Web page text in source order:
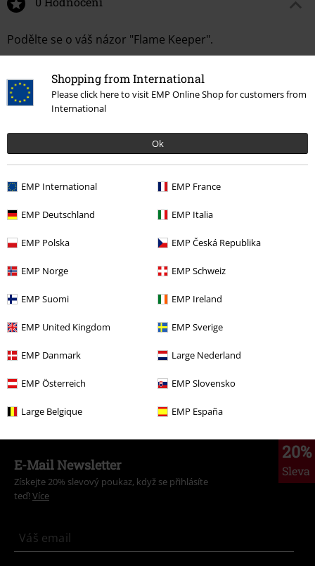
Shopping from International
Please click here to visit EMP Online Shop for customers from
International
Ok
EMP International EMP France
EMP Deutschland EMP Italia
EMP Polska EMP Česká Republika
EMP Norge EMP Schweiz
EMP Suomi EMP Ireland
EMP United Kingdom EMP Sverige
EMP Danmark Large Nederland
EMP Österreich EMP Slovensko
Large Belgique EMP España
Podělte se o váš názor "Flame Keeper".
Životní styl Obývací pokoj
Životní styl Dekorace
Témata Nápady na dárky
Témata Gotika Zboží pro domácnost
Témata Fantasy
20%
Sleva
E-Mail Newsletter
Získejte 20% slevový poukaz, když se přihlásíte
teď! Více